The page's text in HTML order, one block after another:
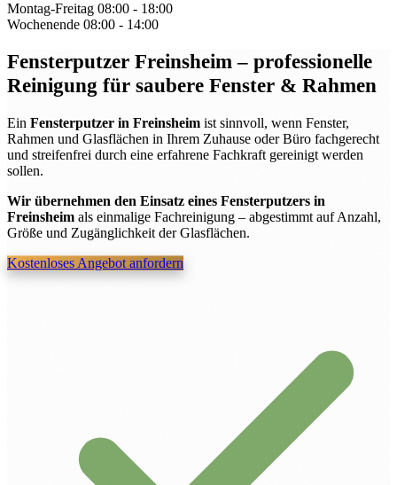
Montag-Freitag 08:00 - 18:00
Wochenende 08:00 - 14:00
Fensterputzer Freinsheim– professionelle
Reinigung für saubere Fenster & Rahmen
Ein Fensterputzer in Freinsheim ist sinnvoll, wenn Fenster,
Rahmen und Glasflächen in Ihrem Zuhause oder Büro fachgerecht
und streifenfrei durch eine erfahrene Fachkraft gereinigt werden
sollen.
Wir übernehmen den Einsatz eines Fensterputzers in
Freinsheim als einmalige Fachreinigung – abgestimmt auf Anzahl,
Größe und Zugänglichkeit der Glasflächen.
Kostenloses Angebot anfordern